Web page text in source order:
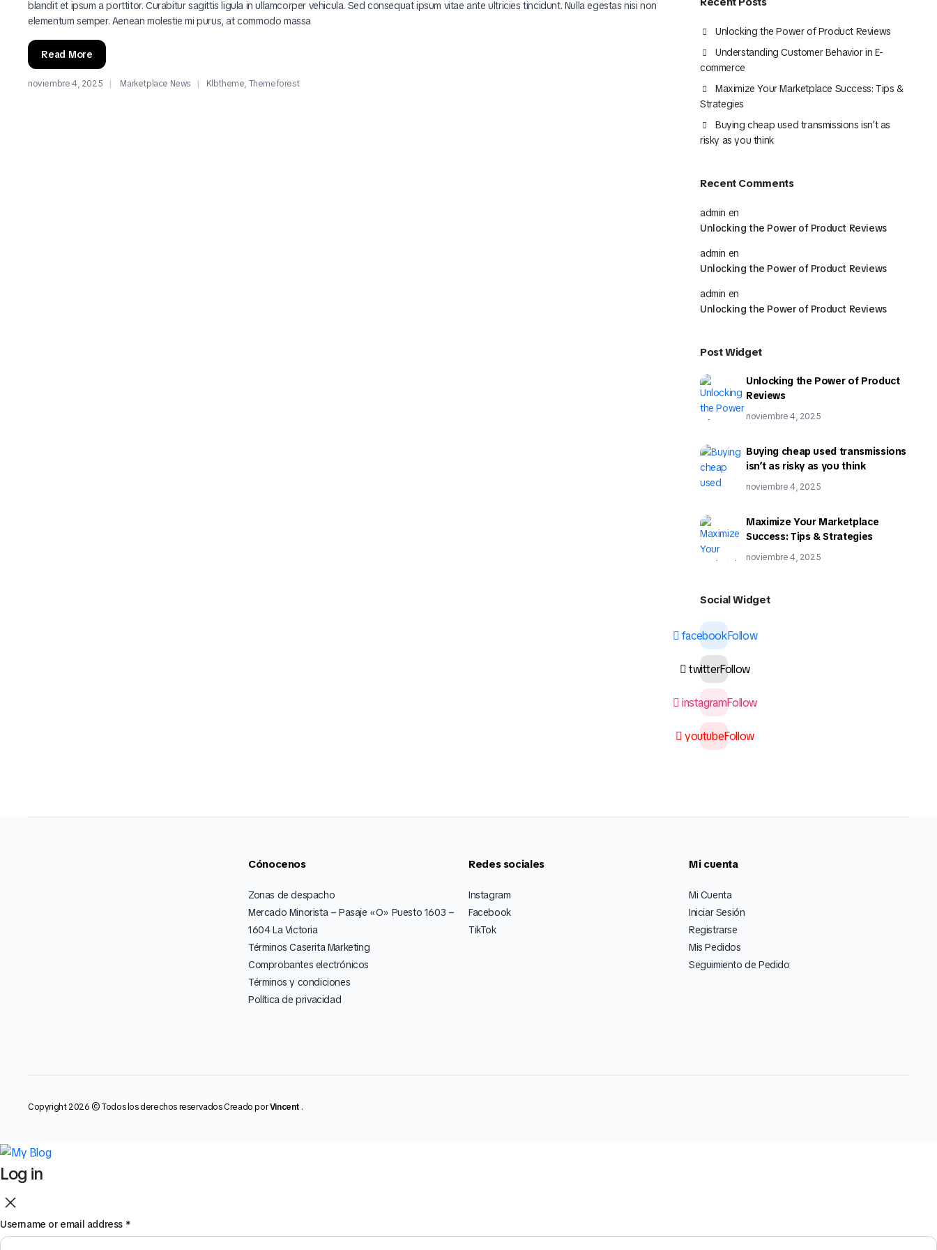
blandit et ipsum a porttitor. Curabitur sagittis ligula in ullamcorper vehicula. Sed consequat ipsum vitae ante ultricies tincidunt. Nulla egestas nisi non
elementum semper. Aenean molestie mi purus, at commodo massa
Read More
noviembre 4, 2025 Marketplace News Klbtheme, Themeforest
Unlocking the Power of Product Reviews
Understanding Customer Behavior in E-
commerce
Maximize Your Marketplace Success: Tips &
Strategies
Buying cheap used transmissions isn’t as
risky as you think
Recent Comments
admin en
Unlocking the Power of Product Reviews
admin en
Unlocking the Power of Product Reviews
admin en
Unlocking the Power of Product Reviews
Post Widget
Unlocking the Power of Product
Reviews
noviembre 4, 2025
Buying cheap used transmissions
isn’t as risky as you think
noviembre 4, 2025
Maximize Your Marketplace
Success: Tips & Strategies
noviembre 4, 2025
Social Widget
facebookFollow
twitterFollow
instagramFollow
youtubeFollow
Cónocenos
Zonas de despacho
Mercado Minorista – Pasaje «O» Puesto 1603 –
1604 La Victoria
Términos Caserita Marketing
Comprobantes electrónicos
Términos y condiciones
Política de privacidad
Redes sociales
Instagram
Facebook
TikTok
Mi cuenta
Mi Cuenta
Iniciar Sesión
Registrarse
Mis Pedidos
Seguimiento de Pedido
Copyright 2026 © Todos los derechos reservados Creado porVincent .
Log in
Username or email address *